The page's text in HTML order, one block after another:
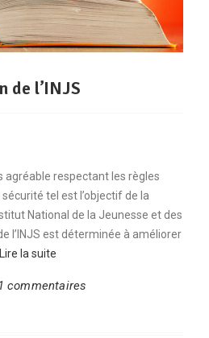
de l’INJS
agréable respectant les règles
tel est l’objectif de la
National de la Jeunesse et des
l’INJS est déterminée à améliorer
Lire la suite
commentaires